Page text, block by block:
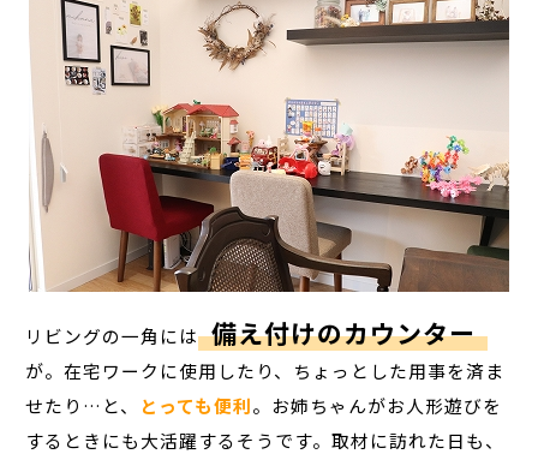
リビングの一角には 備え付けのカウンター
が。在宅ワークに使用したり、ちょっとした用事を済ま
せたり…と、
とっても便利。お姉ちゃんがお人形遊びを
するときにも大活躍するそうです。取材に訪れた日も、